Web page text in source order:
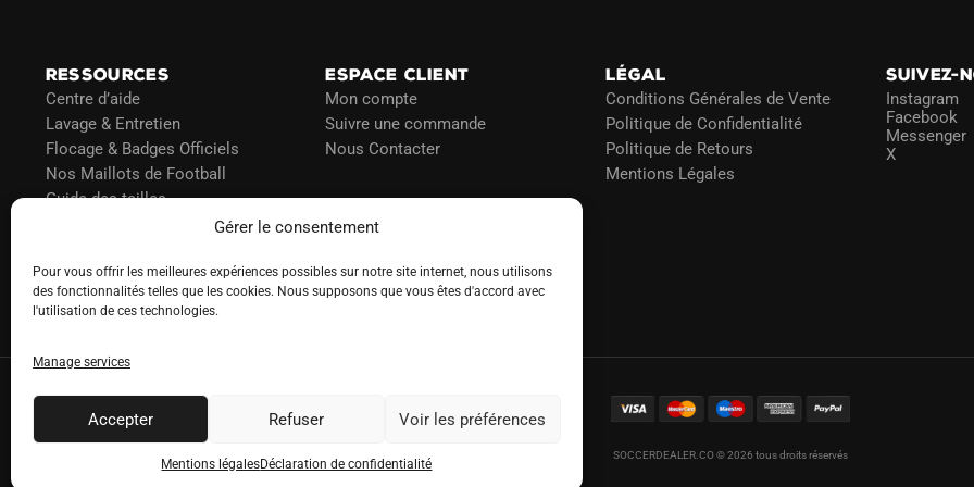
Gérer le consentement
Pour vous offrir les meilleures expériences possibles sur notre site internet, nous utilisons
des fonctionnalités telles que les cookies. Nous supposons que vous êtes d'accord avec
l'utilisation de ces technologies.
Manage services
Accepter Refuser Voir les préférences
Mentions légalesDéclaration de confidentialité
page
du
produit
produit
RESSOURCES
Centre d’aide
Lavage & Entretien
Flocage & Badges Officiels
Nos Maillots de Football
Guide des tailles
Blog
ESPACE CLIENT
Mon compte
Suivre une commande
Nous Contacter
LÉGAL
Conditions Générales de Vente
Politique de Confidentialité
Politique de Retours
Mentions Légales
SUIVEZ-
Instagram
Facebook
Messenger
X
SOCCERDEALER.CO © 2026 tous droits réservés